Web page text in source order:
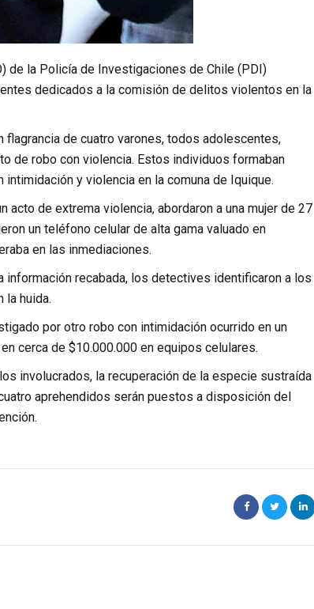
de la Policía de Investigaciones de Chile (PDI)
dedicados a la comisión de delitos violentos en la
de cuatro varones, todos adolescentes,
de robo con violencia. Estos individuos formaban
y violencia en la comuna de Iquique.
acto de extrema violencia, abordaron a una mujer de 27
un teléfono celular de alta gama valuado en
en las inmediaciones.
recabada, los detectives identificaron a los
la huida.
por otro robo con intimidación ocurrido en un
cerca de $10.000.000 en equipos celulares.
involucrados, la recuperación de la especie sustraída
aprehendidos serán puestos a disposición del